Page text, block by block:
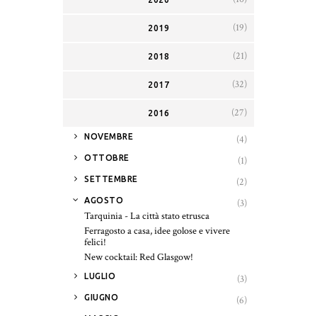
2019 (19)
2018 (21)
2017 (32)
2016 (27)
► NOVEMBRE (4)
► OTTOBRE (1)
► SETTEMBRE (2)
▼ AGOSTO
(3)
Tarquinia - La città stato etrusca
Ferragosto a casa, idee golose e vivere
felici!
New cocktail: Red Glasgow!
► LUGLIO (3)
► GIUGNO (6)